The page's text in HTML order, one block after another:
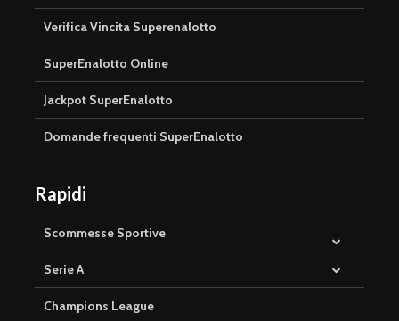
Verifica Vincita Superenalotto
SuperEnalotto Online
Jackpot SuperEnalotto
Domande frequenti SuperEnalotto
Rapidi
Scommesse Sportive
Serie A
Champions League